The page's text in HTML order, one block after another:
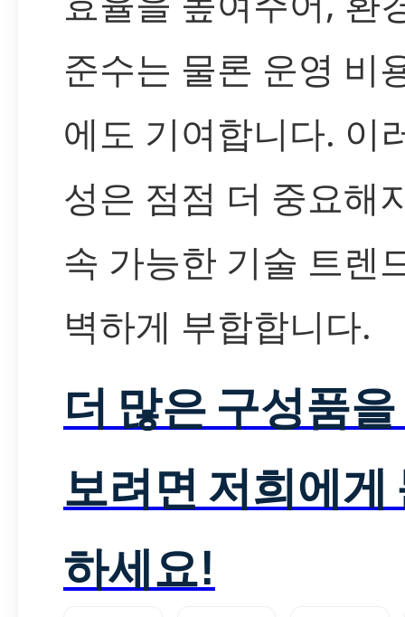
준수는 물론 운영 비
에도 기여합니다. 이
성은 점점 더 중요해
속 가능한 기술 트렌
벽하게 부합합니다.
더 많은 구성품
보려면 저희에게
하세요!